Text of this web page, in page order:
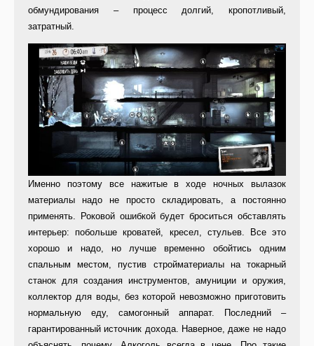
обмундирования – процесс долгий, кропотливый,
затратный.
Именно поэтому все нажитые в ходе ночных вылазок
материалы надо не просто складировать, а постоянно
применять. Роковой ошибкой будет броситься обставлять
интерьер: побольше кроватей, кресел, стульев. Все это
хорошо и надо, но лучше временно обойтись одним
спальным местом, пустив стройматериалы на токарный
станок для создания инструментов, амуниции и оружия,
коллектор для воды, без которой невозможно приготовить
нормальную еду, самогонный аппарат. Последний –
гарантированный источник дохода. Наверное, даже не надо